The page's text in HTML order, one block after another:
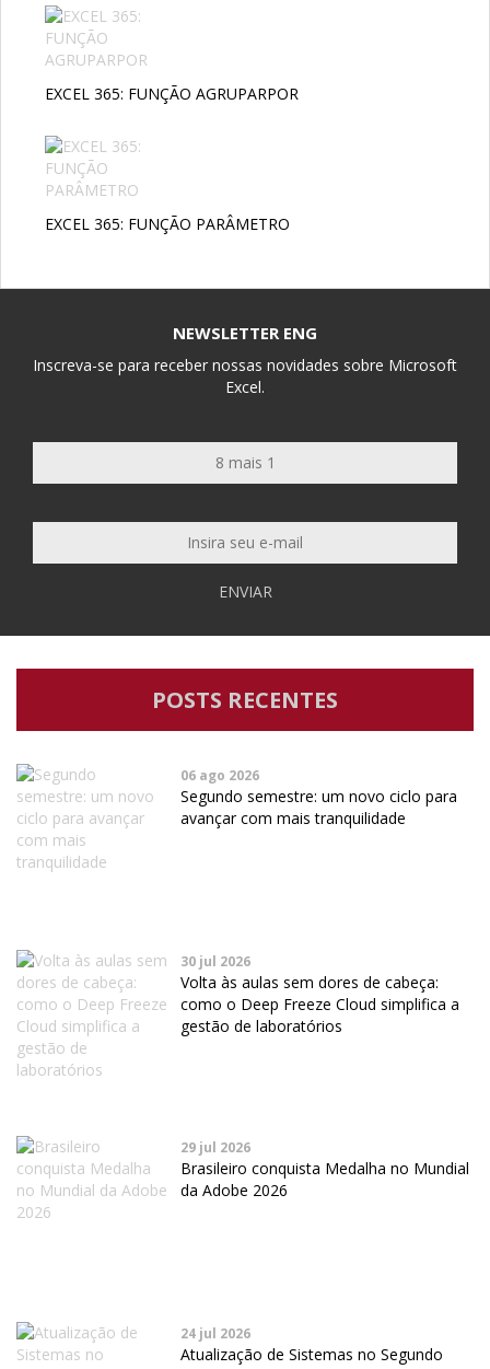
EXCEL 365: FUNÇÃO AGRUPARPOR
EXCEL 365: FUNÇÃO PARÂMETRO
NEWSLETTER ENG
Inscreva-se para receber nossas novidades sobre Microsoft
Excel.
ENVIAR
POSTS RECENTES
06 ago 2026
Segundo semestre: um novo ciclo para
avançar com mais tranquilidade
30 jul 2026
Volta às aulas sem dores de cabeça:
como o Deep Freeze Cloud simplifica a
gestão de laboratórios
29 jul 2026
Brasileiro conquista Medalha no Mundial
da Adobe 2026
24 jul 2026
Atualização de Sistemas no Segundo